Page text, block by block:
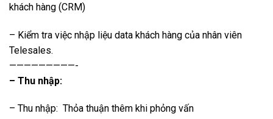
khách hàng (CRM)
– Kiểm tra việc nhập liệu data khách hàng của nhân viên
Telesales.
—————————-
– Thu nhập:
– Thu nhập: Thỏa thuận thêm khi phỏng vấn